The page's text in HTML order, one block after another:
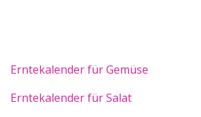
Erntekalender für Gemüse
Erntekalender für Salat